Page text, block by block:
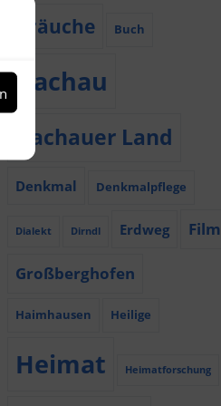
Bräuche Buch
Dachau
Dachauer Land
Denkmal Denkmalpflege
Dialekt Dirndl Erdweg Film
Großberghofen
Haimhausen Heilige
Heimat Heimatforschung